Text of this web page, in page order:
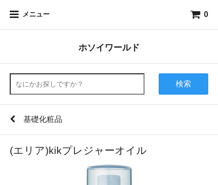
メニュー 0
ホソイワールド
検索
基礎化粧品
(エリア)kikプレジャーオイル